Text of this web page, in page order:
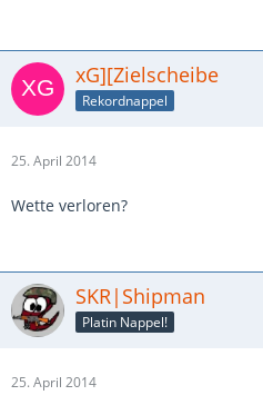
xG][Zielscheibe
Rekordnappel
25. April 2014
Wette verloren?
SKR|Shipman
Platin Nappel!
25. April 2014